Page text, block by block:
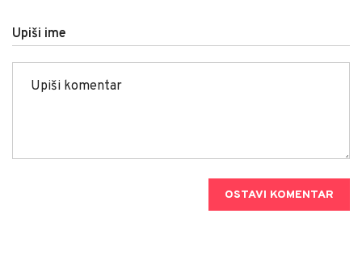
Upiši ime
OSTAVI KOMENTAR